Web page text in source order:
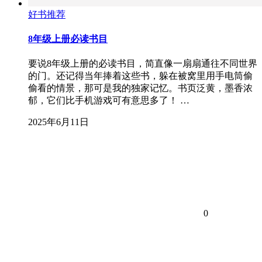
好书推荐
8年级上册必读书目
要说8年级上册的必读书目，简直像一扇扇通往不同世界
的门。还记得当年捧着这些书，躲在被窝里用手电筒偷
偷看的情景，那可是我的独家记忆。书页泛黄，墨香浓
郁，它们比手机游戏可有意思多了！ …
2025年6月11日
0